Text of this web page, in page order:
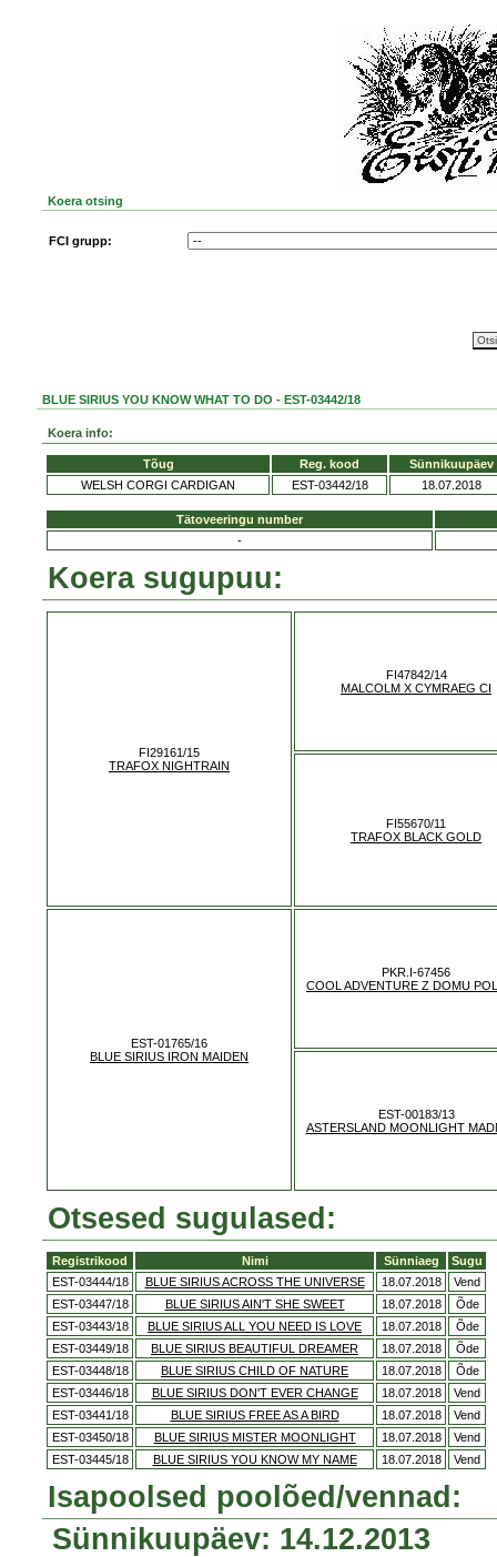
Koera otsing
FCI grupp:
BLUE SIRIUS YOU KNOW WHAT TO DO - EST-03442/18
Koera info:
Tõug Reg. kood
Sünnikuupäev
WELSH CORGI CARDIGAN
EST-03442/18 18.07.2018
Tätoveeringu number
-
Koera sugupuu:
FI29161/15
TRAFOX NIGHTRAIN
FI47842/14
MALCOLM X CYMRAEG CI
FI55670/11
TRAFOX BLACK GOLD
EST-01765/16
BLUE SIRIUS IRON MAIDEN
PKR.I-67456
COOL ADVENTURE Z DOMU
EST-00183/13
ASTERSLAND MOONLIGHT
Otsesed sugulased:
Registrikood Nimi Sünniaeg
Sugu
EST-03444/18
BLUE SIRIUS ACROSS THE UNIVERSE 18.07.2018
Vend
EST-03447/18
BLUE SIRIUS AIN'T SHE SWEET 18.07.2018
Õde
EST-03443/18
BLUE SIRIUS ALL YOU NEED IS LOVE 18.07.2018
Õde
EST-03449/18
BLUE SIRIUS BEAUTIFUL DREAMER 18.07.2018
Õde
EST-03448/18
BLUE SIRIUS CHILD OF NATURE 18.07.2018
Õde
EST-03446/18
BLUE SIRIUS DON'T EVER CHANGE 18.07.2018
Vend
EST-03441/18
BLUE SIRIUS FREE AS A BIRD 18.07.2018
Vend
EST-03450/18
BLUE SIRIUS MISTER MOONLIGHT 18.07.2018
Vend
EST-03445/18
BLUE SIRIUS YOU KNOW MY NAME 18.07.2018 Vend
Isapoolsed poolõed/vennad:
Sünnikuupäev: 14.12.2013